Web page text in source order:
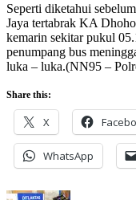
Seperti diketahui
Jaya tertabrak KA
kemarin sekitar pukul
penumpang bus
luka – luka.(NN95 –
Share this:
X
WhatsApp